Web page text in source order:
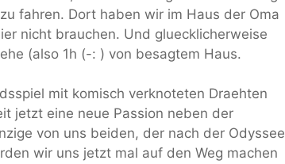
fahren. Dort haben wir im Haus der Oma
nicht brauchen. Und gluecklicherweise
(also 1h (-: ) von besagtem Haus.
mit komisch verknoteten Draehten
jetzt eine neue Passion neben der
von uns beiden, der nach der Odyssee
wir uns jetzt mal auf den Weg machen